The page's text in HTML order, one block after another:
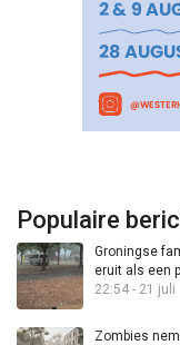
Populaire
Groningse
eruit als een
22:54 - 21 juli
Zombies